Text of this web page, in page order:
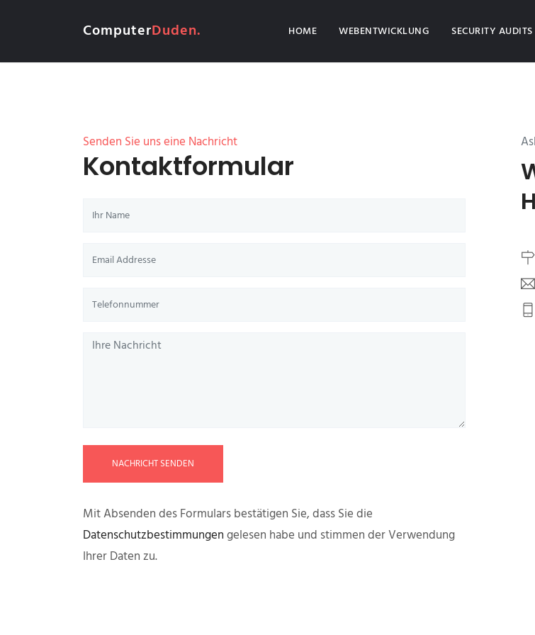
ComputerDuden. HOME(CURRENT)
WEBENTWICKLUNG SECURITY AUDITS
Senden Sie uns eine Nachricht
Kontaktformular
NACHRICHT SENDEN
Mit Absenden des Formulars bestätigen Sie, dass Sie die
Datenschutzbestimmungengelesen habe und stimmen der Verwendung
Ihrer Daten zu.